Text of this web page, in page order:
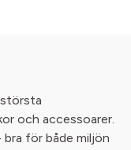
största
och accessoarer.
för både miljön